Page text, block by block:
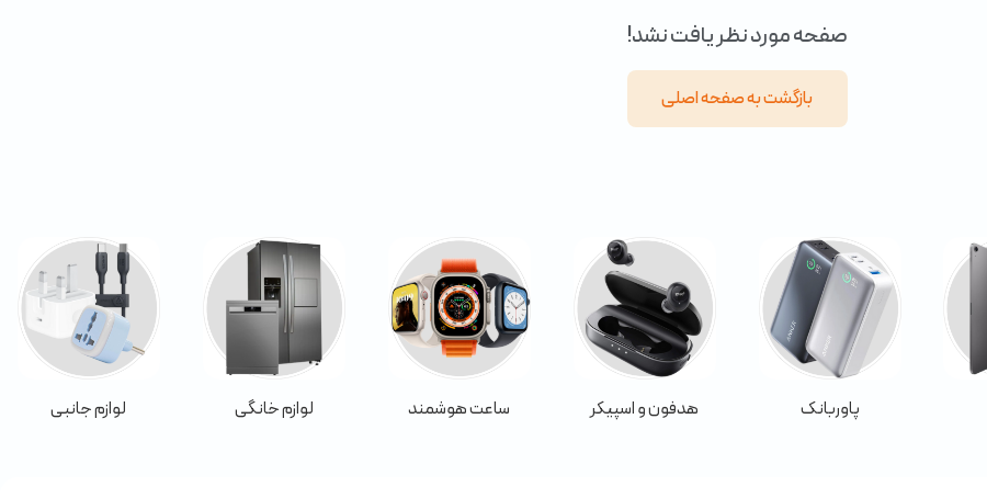
صفحه مورد نظر یافت نشد!
بازگشت به صفحه اصلی
پاوربانک هدفون و اسپیکر ساعت هوشمند لوازم خانگی لوازم جانبی